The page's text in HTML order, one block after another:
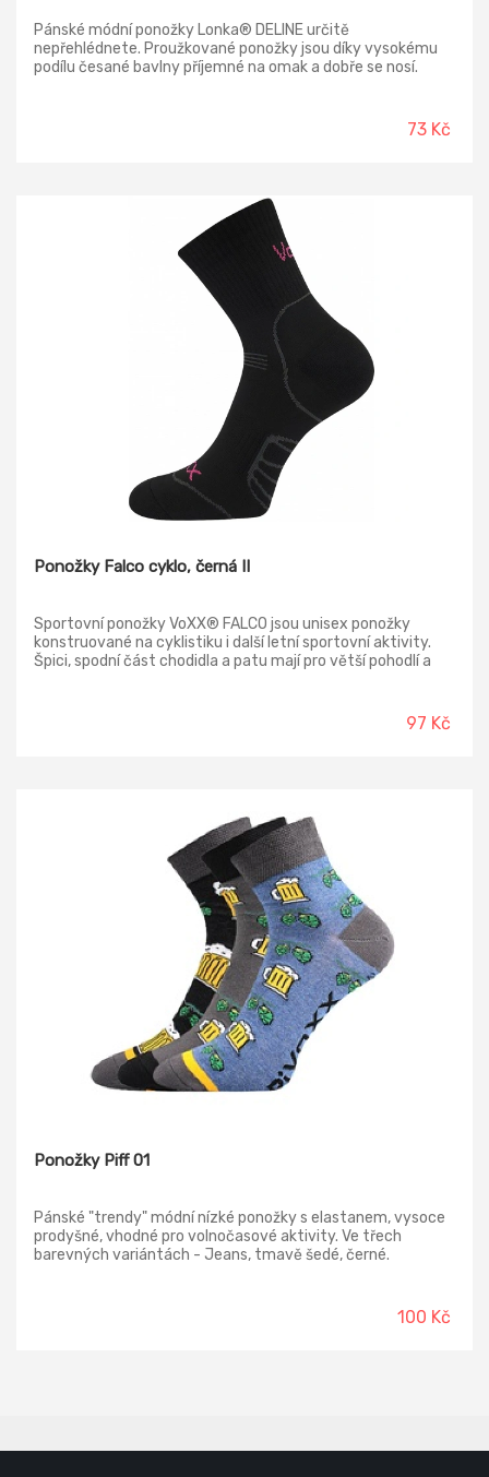
Pánské módní ponožky Lonka® DELINE určitě
nepřehlédnete. Proužkované ponožky jsou díky vysokému
podílu česané bavlny příjemné na omak a dobře se nosí.
nehrozí, že ponožka bude tlačit. Slabé ponožky v pestrých
73 Kč
Ponožky Falco cyklo, černá II
Sportovní ponožky VoXX® FALCO jsou unisex ponožky
konstruované na cyklistiku i další letní sportovní aktivity.
Špici, spodní část chodidla a patu mají pro větší pohodlí a
ponožek v obuvi. Prodyšné zóny odvádí vlhkost od pokožky.
97 Kč
Ponožky Piff 01
Pánské "trendy" módní nízké ponožky s elastanem, vysoce
prodyšné, vhodné pro volnočasové aktivity. Ve třech
barevných variántách - Jeans, tmavě šedé, černé.
100 Kč